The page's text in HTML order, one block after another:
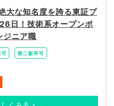
な知名度を誇る東証プ
日！技術系オープンポ
ジニア職
可 第二新卒可